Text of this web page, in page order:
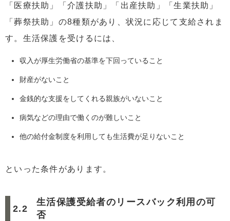
「医療扶助」「介護扶助」「出産扶助」「生業扶助」
「葬祭扶助」の8種類があり、状況に応じて支給されま
す。生活保護を受けるには、
収入が厚生労働省の基準を下回っていること
財産がないこと
金銭的な支援をしてくれる親族がいないこと
病気などの理由で働くのが難しいこと
他の給付金制度を利用しても生活費が足りないこと
といった条件があります。
生活保護受給者のリースバック利用の可
否